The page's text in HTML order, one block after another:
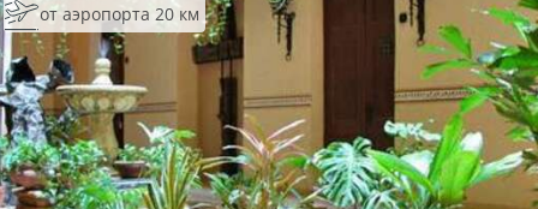
от аэропорта 20 км